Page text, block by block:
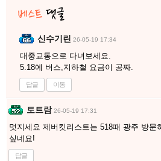
신수기린 26-05-19 17:34
대중교통으로 다녀보세요.
5.18에 버스,지하철 요금이 공짜.
답글 이동
토트람 26-05-19 17:31
멋지세요 제버킷리스트는 518때 광주 방문
싶네요!
답글